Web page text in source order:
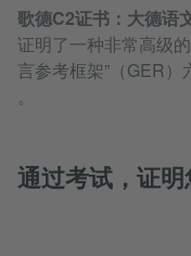
歌德C2证书：大德语
证明了一种非常高级
言参考框架”（GER）
。
通过考试，证明